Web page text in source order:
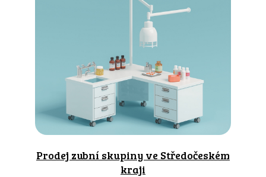
Prodej zubní skupiny ve Středočeském
kraji